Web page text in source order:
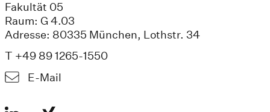
Fakultät 05
Raum: G 4.03
Adresse: 80335 München, Lothstr. 34
T +49 89 1265-1550
E-Mail